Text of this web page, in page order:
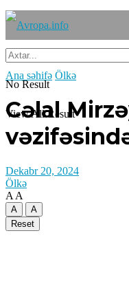
No Result
View All Result
Ana səhifə Ölkə
Cəlal
Dekabr 20, 2024
Ölkə
A A
A
A
Reset